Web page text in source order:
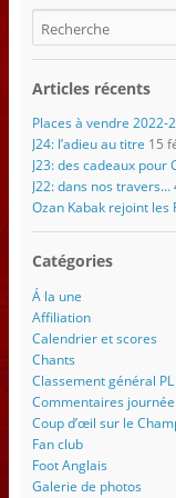
Articles récents
Places à vendre 2022-
J24: l’adieu au titre 15
J23: des cadeaux pour
J22: dans nos travers…
Ozan Kabak rejoint les
Catégories
Á la une
Affiliation
Calendrier et scores
Chants
Classement général
Commentaires
Coup d’œil sur le
Fan club
Foot Anglais
Galerie de photos